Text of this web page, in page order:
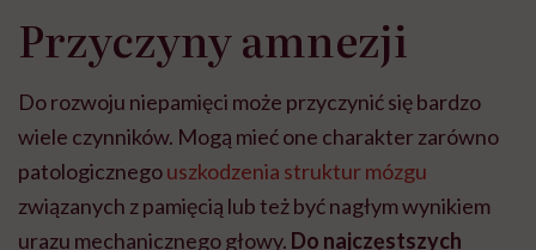
Przyczyny amnezji
Do rozwoju niepamięci może przyczynić się bardzo
wiele czynników. Mogą mieć one charakter zarówno
patologicznegouszkodzenia struktur mózgu
związanych z pamięcią lub też być nagłym wynikiem
urazu mechanicznego głowy. Do najczęstszych